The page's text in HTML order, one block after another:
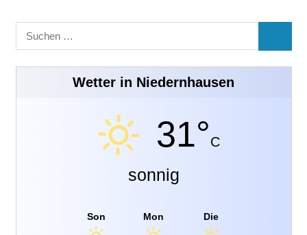
Suchen
nach:
Wetter in Niedernhausen
31°C
sonnig
Son Mon Die